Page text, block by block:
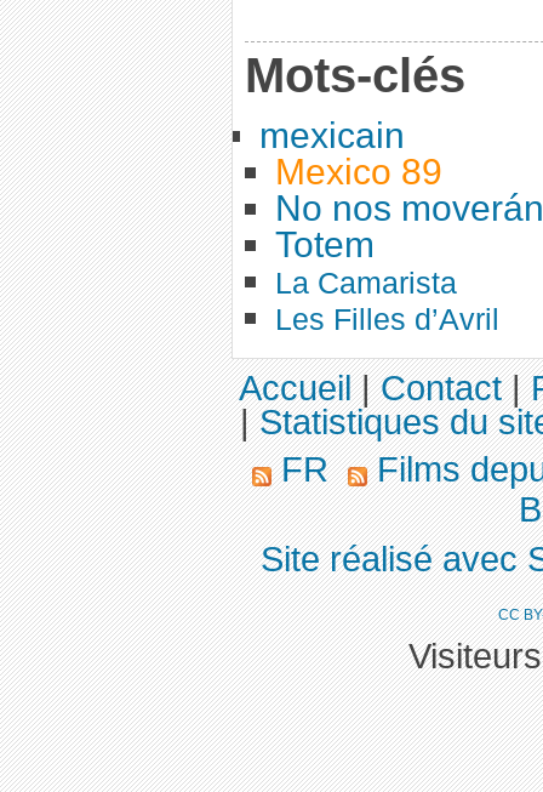
Mots-clés
mexicain
Mexico 89
No nos moverán
Totem
La Camarista
Les Filles d’Avril
Accueil|Contact|
|Statistiques du
FR
Films
Site réalisé avec
CC